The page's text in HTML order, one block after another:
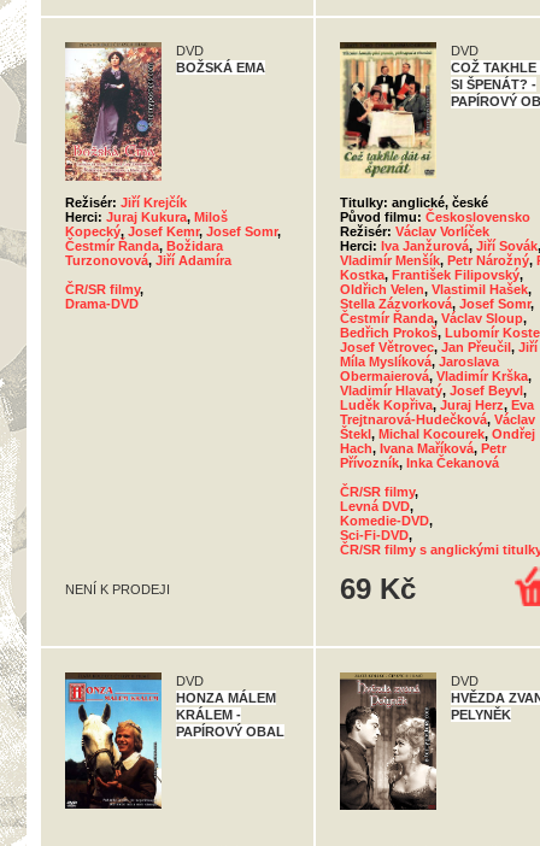
DVD
BOŽSKÁ EMA
Režisér: Jiří Krejčík
Herci: Juraj Kukura, Miloš
Kopecký, Josef Kemr, Josef Somr,
Čestmír Řanda, Božidara
Turzonovová, Jiří Adamíra
ČR/SR filmy,
Drama-DVD
NENÍ K PRODEJI
DVD
COŽ TAKHLE
SI ŠPENÁT? -
PAPÍROVÝ
Titulky: anglické, české
Původ filmu: Československo
Režisér: Václav Vorlíček
Herci: Iva Janžurová, Jiří Sovák,
Vladimír Menšík, Petr Nárožný,
Kostka, František Filipovský,
Oldřich Velen, Vlastimil Hašek,
Stella Zázvorková, Josef Somr,
Čestmír Řanda, Václav Sloup,
Bedřich Prokoš, Lubomír
Josef Větrovec, Jan Přeučil, Jiří
Míla Myslíková, Jaroslava
Obermaierová, Vladimír Krška,
Vladimír Hlavatý, Josef Beyvl,
Luděk Kopřiva, Juraj Herz, Eva
Trejtnarová-Hudečková, Václav
Štekl, Michal Kocourek, Ondřej
Hach, Ivana Maříková, Petr
Přívozník, Inka Čekanová
ČR/SR filmy,
Levná DVD,
Komedie-DVD,
Sci-Fi-DVD,
ČR/SR filmy s anglickými
69 Kč
DVD
HONZA MÁLEM
KRÁLEM -
PAPÍROVÝ OBAL
DVD
HVĚZDA
PELYNĚK